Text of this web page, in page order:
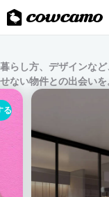
暮らし方、デザインな
せない物件との出会いを
る